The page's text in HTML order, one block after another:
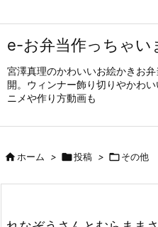
e-お弁当作っちゃい
宮澤真理のかわいいお絵かきお
開。ウィンナー飾り切りやかわ
ニメや作り方動画も
ホーム > 投稿 > その他